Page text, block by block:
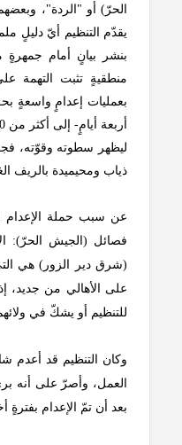
الحرّ) أو "الردة"،
يقدّم التنظيم أيّ دليلٍ
بنشر بيانٍ أمام جمهرةٍ
منطقيةٍ تثبت التهمة
بعمليات إعدامٍ واسعةٍ
ليظهر سطوته وقوّته،
ذياب ومحيميدة بالريف
عن سبب حملة الإعدام
فصائل (الجيش الحرّ):
(شرق دير الزور) هي
على الأهالي من جديد،
للتنظيم أو يشكّ في
وكان التنظيم قد أعدم
العمل، وأصرّ على أنه
بعد أن تمّ الإعدام